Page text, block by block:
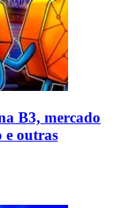
B3, mercado
e outras